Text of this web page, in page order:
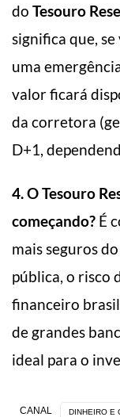
do Tesouro
significa que,
uma
valor ficará
da corretora
D+1,
4. O Tesouro
começando? É
mais seguros
pública, o risco
financeiro
de grandes
ideal para o
CANAL DINHEIRO E